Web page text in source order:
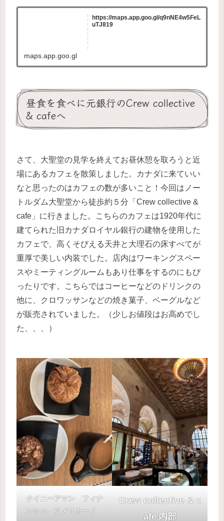
https://maps.app.goo.gl/q9nNE4w5FeL
uTJ819
maps.app.goo.gl
昼食を食べに元銀行のCrew collective
& cafeへ
さて、大聖堂の見学を終えてお昼休憩を取ろうと近
場にあるカフェを散策しました。カナダに来ていい
なと思ったのはカフェの数が多いこと！今回はノー
トルダム大聖堂から徒歩約５分「Crew collective &
cafe」に行きました。こちらのカフェは1920年代に
建てられた旧カナダロイヤル銀行の建物を使用した
カフェで、高くそびえる天井と大理石の床すべてが
重厚で美しい内装でした。店内はワーキングスペー
スやミーティングルームもあり仕事をするのにもぴ
ったりです。こちらではコーヒーなどのドリンクの
他に、クロワッサンなどの焼き菓子、ベーグルなど
が販売されていました。（少しお値段はお高めでし
た、、、）
クイニーアマン フィナ
ンシェ アメリカーノ
Crew collective & c
afe 内部